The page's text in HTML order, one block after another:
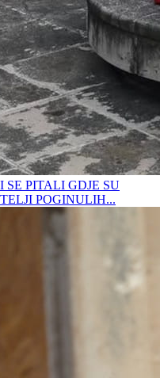
SE PITALI GDJE SU
POGINULIH...